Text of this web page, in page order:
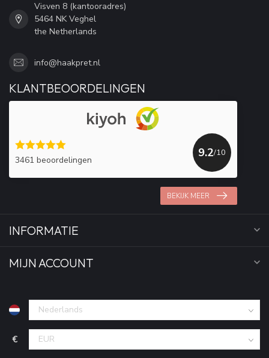
Visven 8 (kantooradres)
5464 NK Veghel
the Netherlands
info@haakpret.nl
KLANTBEOORDELINGEN
3461 beoordelingen
9.2/10
BEKIJK MEER
INFORMATIE
MIJN ACCOUNT
€